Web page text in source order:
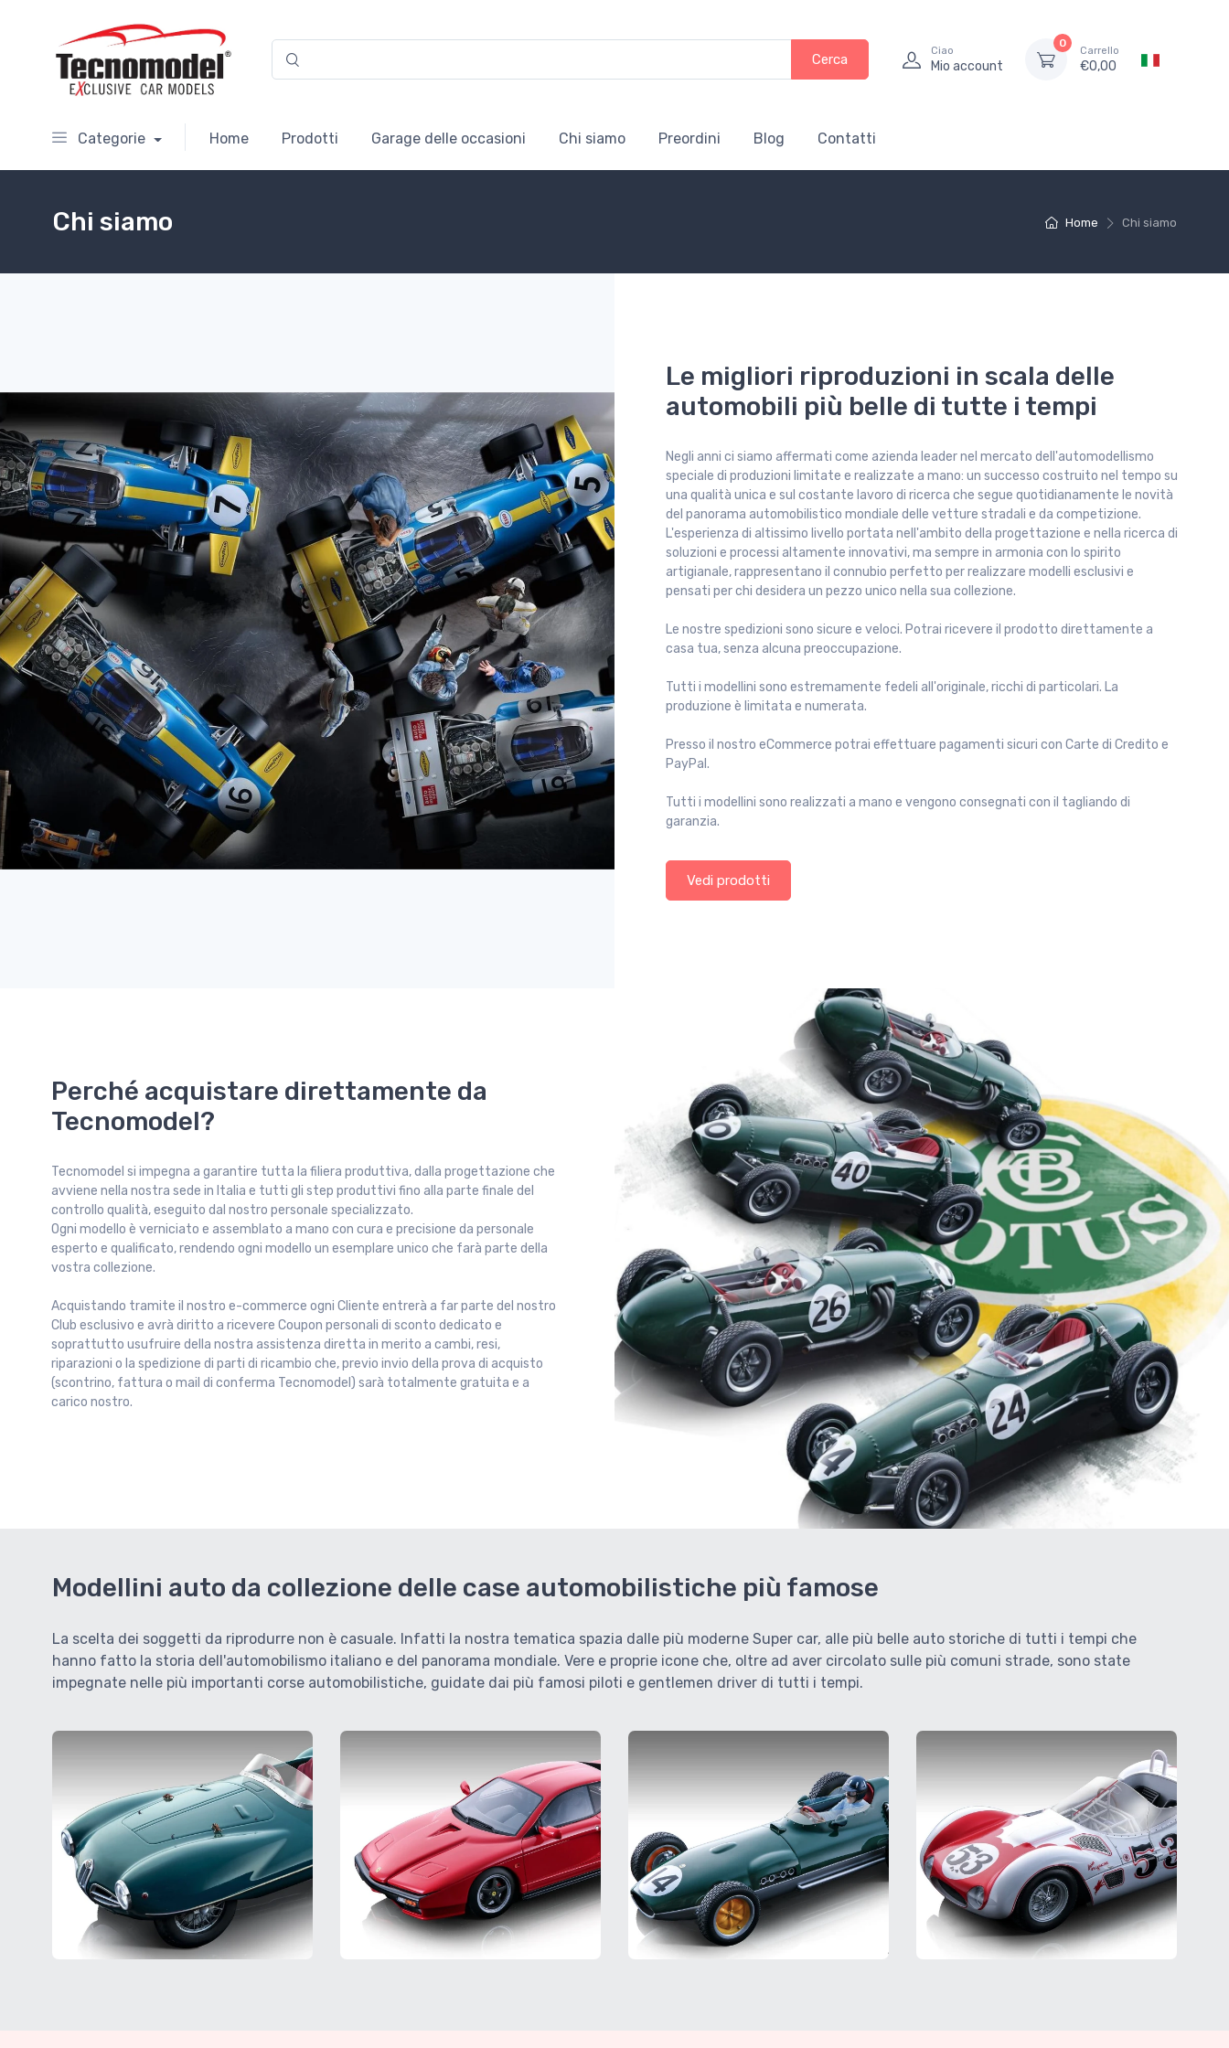
Cerca
Ciao
Mio account
0
Carrello
€0,00
Categorie Home Prodotti Garage delle occasioni Chi siamo Preordini Blog Contatti
Home Chi siamo
Chi siamo
Le migliori riproduzioni in scala delle
automobili più belle di tutte i tempi
Negli anni ci siamo affermati come azienda leader nel mercato dell'automodellismo
speciale di produzioni limitate e realizzate a mano: un successo costruito nel tempo su
una qualità unica e sul costante lavoro di ricerca che segue quotidianamente le novità
del panorama automobilistico mondiale delle vetture stradali e da competizione.
L'esperienza di altissimo livello portata nell'ambito della progettazione e nella ricerca di
soluzioni e processi altamente innovativi, ma sempre in armonia con lo spirito
artigianale, rappresentano il connubio perfetto per realizzare modelli esclusivi e
pensati per chi desidera un pezzo unico nella sua collezione.
Le nostre spedizioni sono sicure e veloci. Potrai ricevere il prodotto direttamente a
casa tua, senza alcuna preoccupazione.
Tutti i modellini sono estremamente fedeli all'originale, ricchi di particolari. La
produzione è limitata e numerata.
Presso il nostro eCommerce potrai effettuare pagamenti sicuri con Carte di Credito e
PayPal.
Tutti i modellini sono realizzati a mano e vengono consegnati con il tagliando di
garanzia.
Vedi prodotti
Perché acquistare direttamente da
Tecnomodel?
Tecnomodel si impegna a garantire tutta la filiera produttiva, dalla progettazione che
avviene nella nostra sede in Italia e tutti gli step produttivi fino alla parte finale del
controllo qualità, eseguito dal nostro personale specializzato.
Ogni modello è verniciato e assemblato a mano con cura e precisione da personale
esperto e qualificato, rendendo ogni modello un esemplare unico che farà parte della
vostra collezione.
Acquistando tramite il nostro e-commerce ogni Cliente entrerà a far parte del nostro
Club esclusivo e avrà diritto a ricevere Coupon personali di sconto dedicato e
soprattutto usufruire della nostra assistenza diretta in merito a cambi, resi,
riparazioni o la spedizione di parti di ricambio che, previo invio della prova di acquisto
(scontrino, fattura o mail di conferma Tecnomodel) sarà totalmente gratuita e a
carico nostro.
Modellini auto da collezione delle case automobilistiche più famose
La scelta dei soggetti da riprodurre non è casuale. Infatti la nostra tematica spazia dalle più moderne Super car, alle più belle auto storiche di tutti i tempi che
hanno fatto la storia dell'automobilismo italiano e del panorama mondiale. Vere e proprie icone che, oltre ad aver circolato sulle più comuni strade, sono state
impegnate nelle più importanti corse automobilistiche, guidate dai più famosi piloti e gentlemen driver di tutti i tempi.